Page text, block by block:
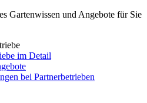
Gartenwissen und Angebote für Sie
im Detail
bei Partnerbetrieben